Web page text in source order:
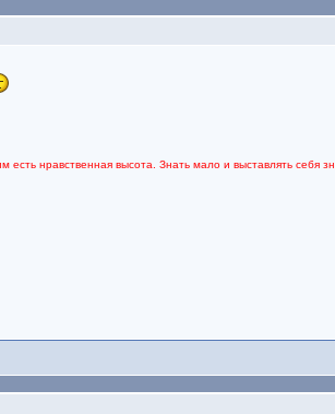
есть нравственная высота. Знать мало и выставлять себя